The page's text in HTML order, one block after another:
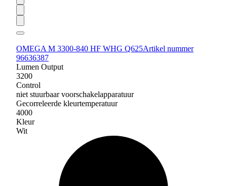
OMEGA M 3300-840 HF WHG Q625Artikel nummer
96636387
Lumen Output
3200
Control
niet stuurbaar voorschakelapparatuur
Gecorreleerde kleurtemperatuur
4000
Kleur
Wit